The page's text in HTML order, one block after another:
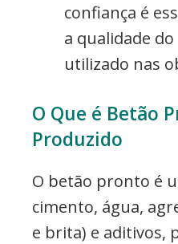
confiança é
a qualidade
utilizado nas
O Que é Betão
Produzido
O betão pronto é
cimento, água,
e brita) e aditivos,